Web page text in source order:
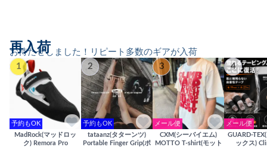
お待たせしました！リピート多数のギアが入荷
再入荷
1
予約もOK
MadRock(マッドロッ
ク) Remora Pro
2
予約もOK
tataanz(タターンツ)
Portable Finger Grip(ポ
3
メール便
CXM(シーバイエム)
MOTTO T-shirt(モット
4
メール便
GUARD-
ックス)